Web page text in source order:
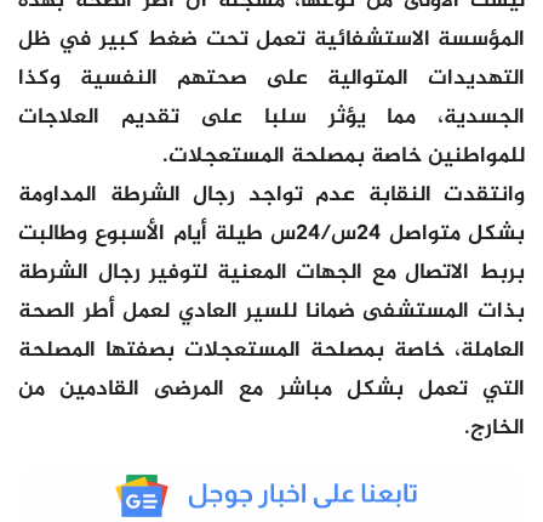
المؤسسة الاستشفائية تعمل تحت ضغط كبير في ظل
التهديدات المتوالية على صحتهم النفسية وكذا
الجسدية، مما يؤثر سلبا على تقديم العلاجات
للمواطنين خاصة بمصلحة المستعجلات.
وانتقدت النقابة عدم تواجد رجال الشرطة المداومة
بشكل متواصل 24س/24س طيلة أيام الأسبوع وطالبت
بربط الاتصال مع الجهات المعنية لتوفير رجال الشرطة
بذات المستشفى ضمانا للسير العادي لعمل أطر الصحة
العاملة، خاصة بمصلحة المستعجلات بصفتها المصلحة
التي تعمل بشكل مباشر مع المرضى القادمين من
الخارج.